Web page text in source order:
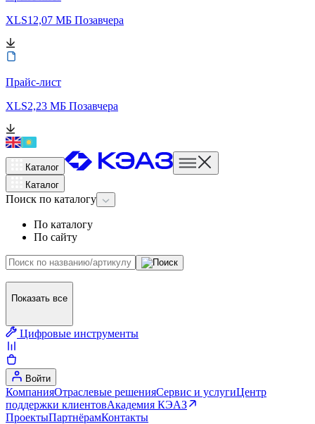
XLS12,07 МБ Позавчера
Прайс-лист
XLS2,23 МБ Позавчера
Каталог
Каталог
Поиск по каталогу
По каталогу
По сайту
Показать все
Цифровые инструменты
Войти
КомпанияОтраслевые решенияСервис и услугиЦентр
поддержки клиентовАкадемия КЭАЗ
ПроектыПартнёрамКонтакты